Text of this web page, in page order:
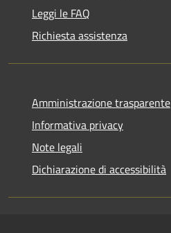
Leggi le FAQ
Richiesta assistenza
Amministrazione trasparente
Informativa privacy
Note legali
Dichiarazione di accessibilità